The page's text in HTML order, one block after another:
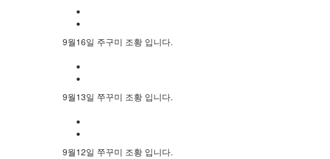
9월16일 주구미 조황 입니다.
9월13일 쭈꾸미 조황 입니다.
9월12일 쭈꾸미 조황 입니다.